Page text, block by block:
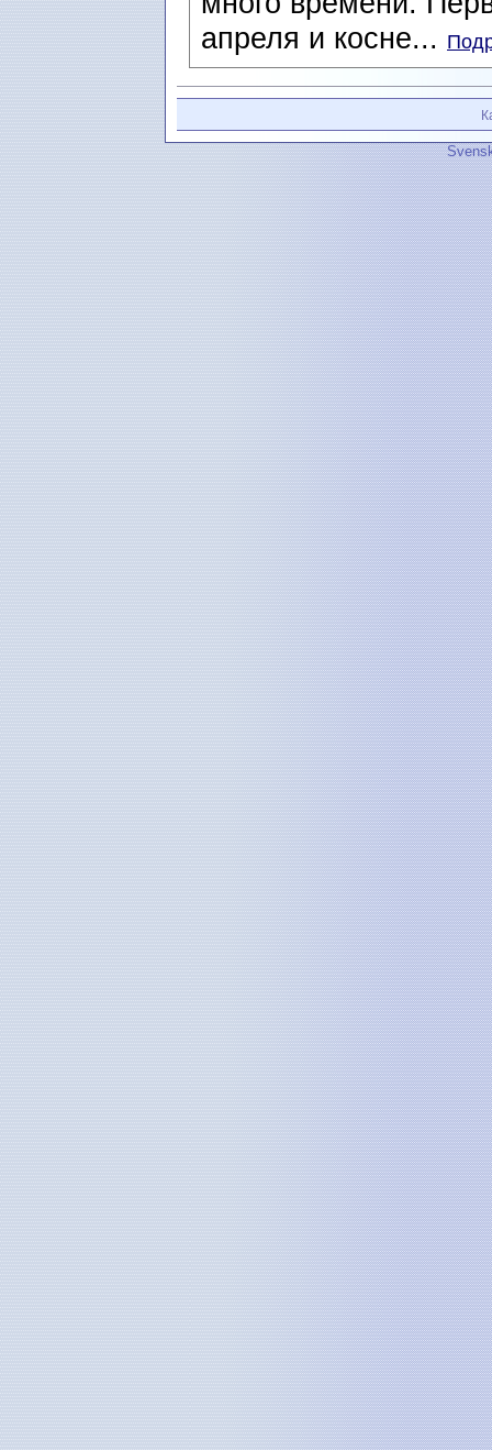
апреля и косне...